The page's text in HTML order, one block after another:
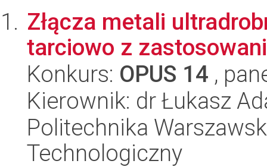
Złącza metali
tarciowo z
Konkurs: OPUS 14 ,
Kierownik: dr Łukasz
Politechnika
Technologiczny